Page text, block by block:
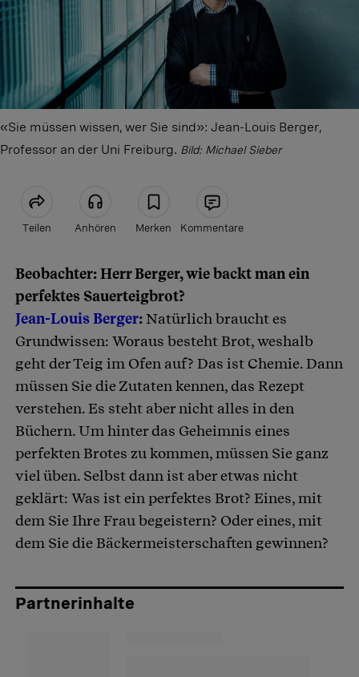
«Sie müssen wissen, wer Sie sind»: Jean-Louis Berger,
Professor an der Uni Freiburg. Bild: Michael Sieber
Teilen Anhören Merken Kommentare
Artikel teilen
Beobachter: Herr Berger, wie backt man ein
perfektes Sauerteigbrot?
Jean-Louis Berger:Natürlich braucht es
Grundwissen: Woraus besteht Brot, weshalb
geht der Teig im Ofen auf? Das ist Chemie. Dann
müssen Sie die Zutaten kennen, das Rezept
verstehen. Es steht aber nicht alles in den
Büchern. Um hinter das Geheimnis eines
perfekten Brotes zu kommen, müssen Sie ganz
viel üben. Selbst dann ist aber etwas nicht
geklärt: Was ist ein perfektes Brot? Eines, mit
dem Sie Ihre Frau begeistern? Oder eines, mit
dem Sie die Bäckermeisterschaften gewinnen?
Partnerinhalte